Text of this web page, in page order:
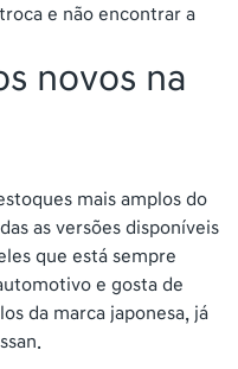
e não encontrar a
novos na
mais amplos do
as versões disponíveis
que está sempre
e gosta de
da marca japonesa, já